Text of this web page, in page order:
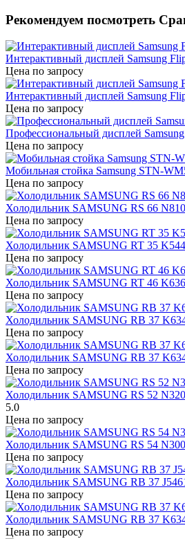
Рекомендуем посмотреть
Интерактивный дисплей Samsung
Цена по запросу
Интерактивный дисплей Samsung
Цена по запросу
Профессиональный дисплей
Цена по запросу
Мобильная стойка Samsung STN-
Цена по запросу
Холодильник SAMSUNG RS 66
Цена по запросу
Холодильник SAMSUNG RT 35
Цена по запросу
Холодильник SAMSUNG RT 46
Цена по запросу
Холодильник SAMSUNG RB 37
Цена по запросу
Холодильник SAMSUNG RB 37
Цена по запросу
Холодильник SAMSUNG RS 52
5.0
Цена по запросу
Холодильник SAMSUNG RS 54
Цена по запросу
Холодильник SAMSUNG RB 37
Цена по запросу
Холодильник SAMSUNG RB 37
Цена по запросу